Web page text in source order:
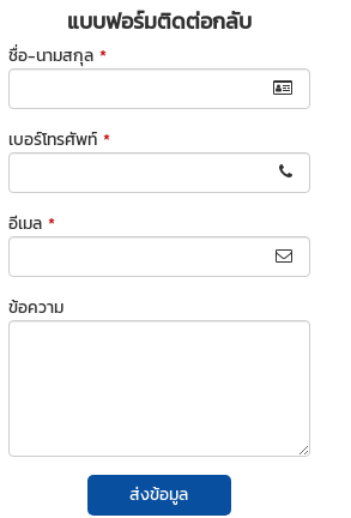
แบบฟอร์มติดต่อกลับ
ชื่อ-นามสกุล *
เบอร์โทรศัพท์ *
อีเมล *
ข้อความ
ส่งข้อมูล